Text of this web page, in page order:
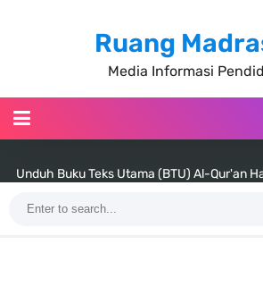
Ruang
Media Informasi